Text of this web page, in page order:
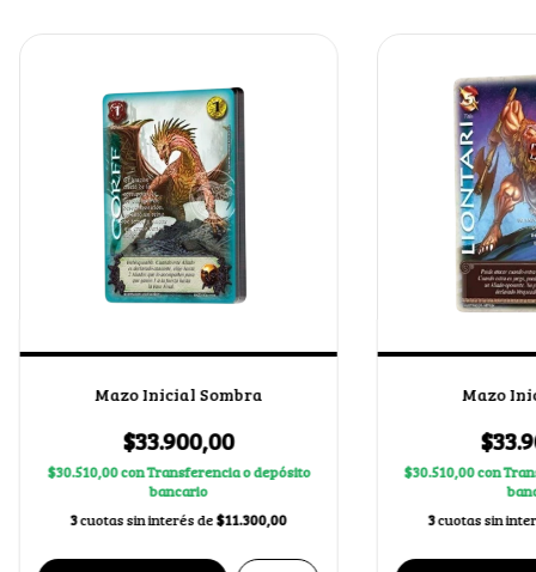
Mazo Inicial Sombra
$33.900,00
$30.510,00conTransferencia o depósito
bancario
3cuotas sin interés de$11.300,00
Mazo
$30.510,00con
3cuotas sin